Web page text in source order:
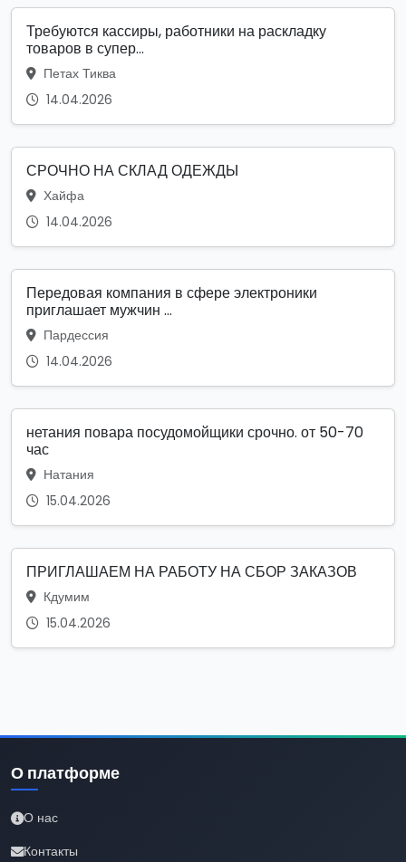
Требуются кассиры, работники на раскладку
товаров в супер...
Петах Тиква
14.04.2026
СРОЧНО НА СКЛАД ОДЕЖДЫ
Хайфа
14.04.2026
Передовая компания в сфере электроники
приглашает мужчин ...
Пардессия
14.04.2026
нетания повара посудомойщики срочно. от 50-70
час
Натания
15.04.2026
ПРИГЛАШАЕМ НА РАБОТУ НА СБОР ЗАКАЗОВ
Кдумим
15.04.2026
О платформе
О нас
Контакты